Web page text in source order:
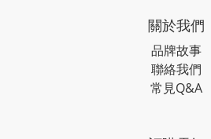
關於我們
品牌故事
聯絡我們
常見Q&A